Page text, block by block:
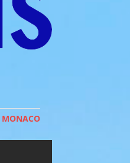
MONACO